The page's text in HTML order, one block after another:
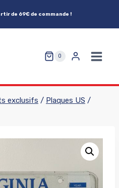
de 69€ de commande !
0
exclusifs / Plaques US /